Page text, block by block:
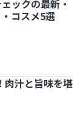
肌アイテム 韓国
ックの最新・
コスメ5選
肉汁と旨味を堪